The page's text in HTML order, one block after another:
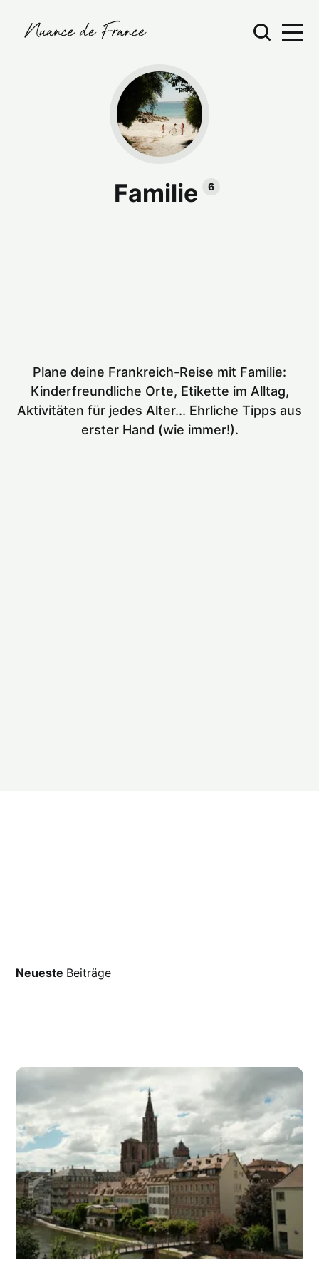
Familie 6
Plane deine Frankreich-Reise mit Familie:
Kinderfreundliche Orte, Etikette im Alltag,
Aktivitäten für jedes Alter... Ehrliche Tipps aus
erster Hand (wie immer!).
Neueste Beiträge